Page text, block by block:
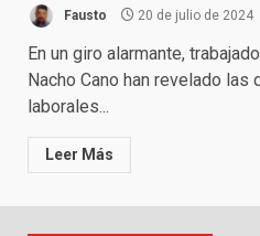
Fausto 20 de julio de 2024
En un giro alarmante,
Nacho Cano han revelado las
laborales...
Leer Más